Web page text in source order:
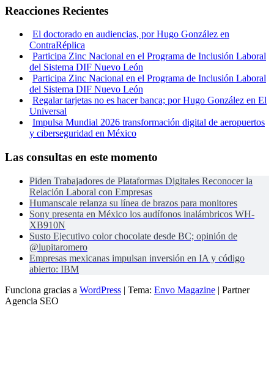
Reacciones Recientes
El doctorado en audiencias, por Hugo González en
ContraRéplica
Participa Zinc Nacional en el Programa de Inclusión Laboral
del Sistema DIF Nuevo León
Participa Zinc Nacional en el Programa de Inclusión Laboral
del Sistema DIF Nuevo León
Regalar tarjetas no es hacer banca; por Hugo González en El
Universal
Impulsa Mundial 2026 transformación digital de aeropuertos
y ciberseguridad en México
Las consultas en este momento
Piden Trabajadores de Plataformas Digitales Reconocer la
Relación Laboral con Empresas
Humanscale relanza su línea de brazos para monitores
Sony presenta en México los audífonos inalámbricos WH-
XB910N
Susto Ejecutivo color chocolate desde BC; opinión de
@lupitaromero
Empresas mexicanas impulsan inversión en IA y código
abierto: IBM
Funciona gracias a WordPress | Tema: Envo Magazine | Partner
Agencia SEO